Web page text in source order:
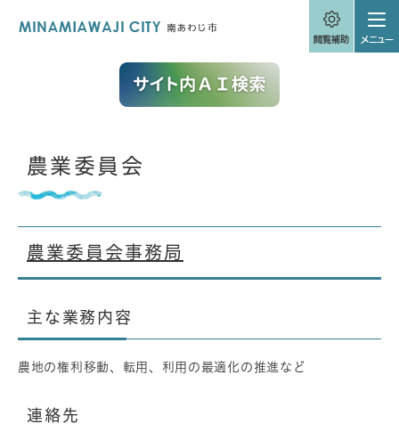
文農業委員会
農業委員会事務局
主な業務内容
農地の権利移動、転用、利用の最適化の推進など
連絡先